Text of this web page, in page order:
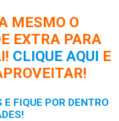
MESMO O
EXTRA PARA
CLIQUE AQUI E
FIQUE POR DENTRO